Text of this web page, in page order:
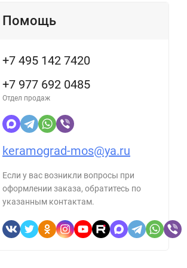
Помощь
+7 495 142 7420
+7 977 692 0485
Отдел продаж
keramograd-mos@ya.ru
Если у вас возникли вопросы при
оформлении заказа, обратитесь по
указанным контактам.